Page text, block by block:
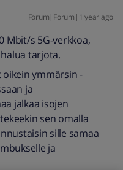
Forum|Forum|1 year ago
Mbit/s 5G-verkkoa,
tarjota.
oikein ymmärsin -
ja
jalkaa isojen
sen omalla
sille samaa
ja